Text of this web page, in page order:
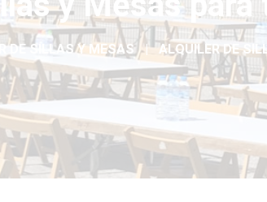
DE SILLAS Y MESAS ALQUILER DE